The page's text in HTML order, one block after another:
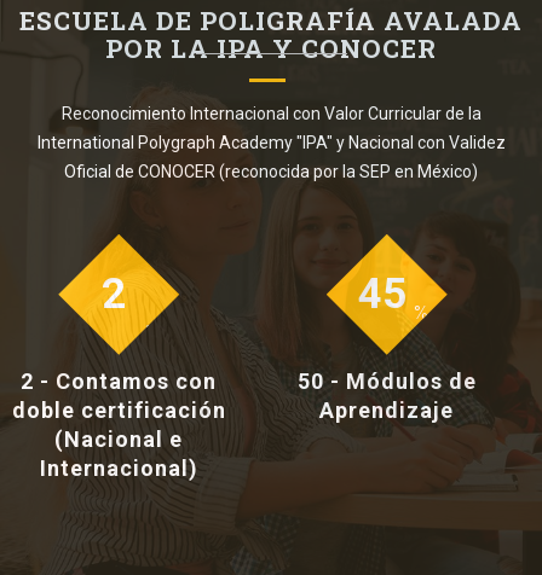
ESCUELA DE POLIGRAFÍA AVALADA
POR LA IPA Y CONOCER
Reconocimiento Internacional con Valor Curricular de la
International Polygraph Academy "IPA" y Nacional con Validez
Oficial de CONOCER (reconocida por la SEP en México)
2
%
2 - Contamos con
doble certificación
(Nacional e
Internacional)
50 %
50 - Módulos de
Aprendizaje